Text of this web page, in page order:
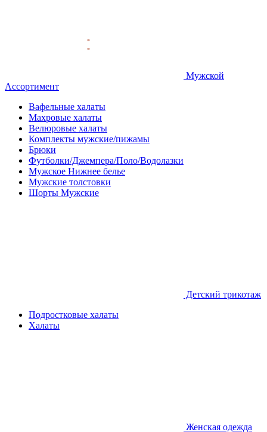
Мужской
Ассортимент
Вафельные халаты
Махровые халаты
Велюровые халаты
Комплекты мужские/пижамы
Брюки
Футболки/Джемпера/Поло/Водолазки
Мужское Нижнее белье
Мужские толстовки
Шорты Мужские
Детcкий трикотаж
Подростковые халаты
Халаты
Женская одежда